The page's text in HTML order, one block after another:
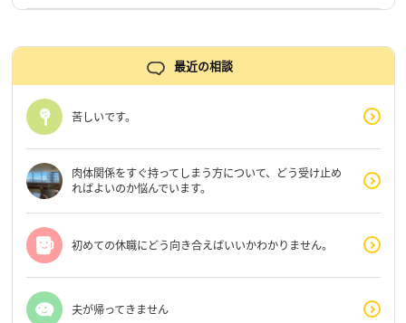
最近の相談
苦しいです。
肉体関係をすぐ持ってしまう方について、どう受け止め
ればよいのか悩んでいます。
初めての休職にどう向き合えばいいかわかりません。
夫が帰ってきません